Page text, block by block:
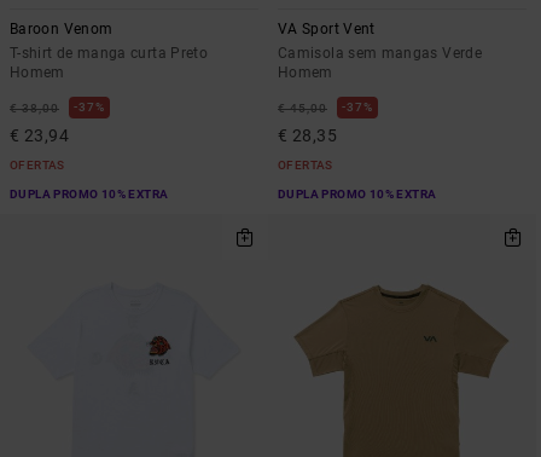
Baroon Venom
T-shirt de manga curta Preto
Homem
€ 38,00 37%
€ 23,94
OFERTAS
DUPLA PROMO 10% EXTRA
VA Sport Vent
Camisola sem mangas Verde
Homem
€ 45,00 37%
€ 28,35
OFERTAS
DUPLA PROMO 10% EXTRA